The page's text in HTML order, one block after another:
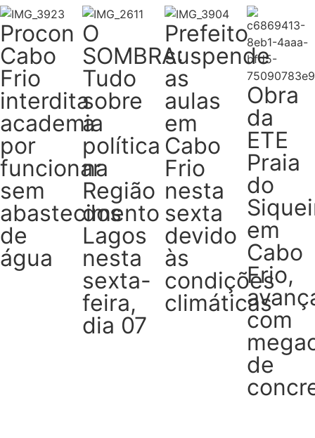
Procon
Cabo
Frio
interdita
academia
por
funcionar
sem
abastecimento
de
água
O
SOMBRA:
Tudo
sobre
a
política
na
Região
dos
Lagos
nesta
sexta-
feira,
dia 07
Prefeito
suspende
as
aulas
em
Cabo
Frio
nesta
sexta
devido
às
condições
climáticas
Obra
da
ETE
Praia
do
em
Cabo
Frio,
com
de